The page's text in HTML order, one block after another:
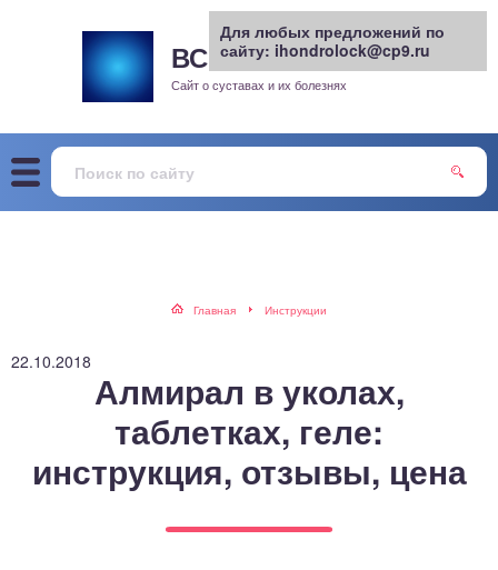
ВСЕ О СУСТАВАХ.РУ
Сайт о суставах и их болезнях
Главная Инструкции
22.10.2018
Алмирал в уколах,
таблетках, геле:
инструкция, отзывы, цена
Для любых предложений по
сайту: ihondrolock@cp9.ru
сустав